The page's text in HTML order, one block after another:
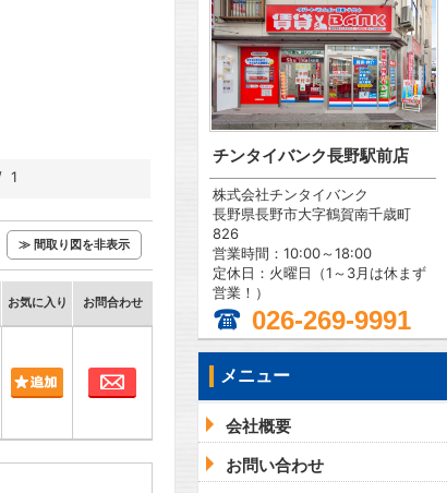
1
≫ 間取り図を非表示
お気に入り お問合わせ
チンタイバンク長野駅前店
株式会社チンタイバンク
長野県長野市大字鶴賀南千歳町
826
営業時間：10:00～18:00
定休日：火曜日（1～3月は休まず
営業！）
026-269-9991
メニュー
会社概要
お問い合わせ